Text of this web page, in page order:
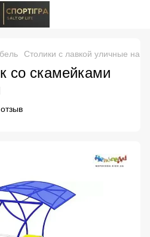
Столики с лавкой уличные на
со скамейками